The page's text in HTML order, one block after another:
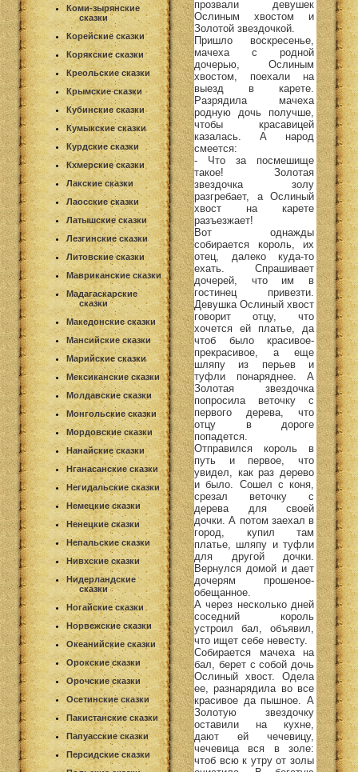
Коми-зырянские
сказки
Корейские сказки
Корякские сказки
Креольские сказки
Крымские сказки
Кубинские сказки
Кумыкские сказки
Курдские сказки
Кхмерские сказки
Лакские сказки
Лаосские сказки
Латышские сказки
Лезгинские сказки
Литовские сказки
Мавриканские сказки
Мадагаскарские
сказки
Македонские сказки
Мансийские сказки
Марийские сказки
Мексиканские сказки
Молдавские сказки
Монгольские сказки
Мордовские сказки
Нанайские сказки
Нганасанские сказки
Негидальские сказки
Немецкие сказки
Ненецкие сказки
Непальские сказки
Нивхские сказки
Нидерландские
сказки
Ногайские сказки
Норвежские сказки
Океанийские сказки
Орокские сказки
Орочские сказки
Осетинские сказки
Пакистанские сказки
Папуасские сказки
Персидские сказки
прозвали девушек
Ослиным хвостом и
Золотой звездочкой.
Пришло воскресенье,
мачеха с родной
дочерью, Ослиным
хвостом, поехали на
выезд в карете.
Разрядила мачеха
родную дочь получше,
чтобы красавицей
казалась. А народ
смеется:
- Что за посмешище
такое! Золотая
звездочка золу
разгребает, а Ослиный
хвост на карете
разъезжает!
Вот однажды
собирается король, их
отец, далеко куда-то
ехать. Спрашивает
дочерей, что им в
гостинец привезти.
Девушка Ослиный хвост
говорит отцу, что
хочется ей платье, да
чтоб было красивое-
прекрасивое, а еще
шляпу из перьев и
туфли понаряднее. А
Золотая звездочка
попросила веточку с
первого дерева, что
отцу в дороге
попадется.
Отправился король в
путь и первое, что
увидел, как раз дерево
и было. Сошел с коня,
срезал веточку с
дерева для своей
дочки. А потом заехал в
город, купил там
платье, шляпу и туфли
для другой дочки.
Вернулся домой и дает
дочерям прошеное-
обещанное.
А через несколько дней
соседний король
устроил бал, объявил,
что ищет себе невесту.
Собирается мачеха на
бал, берет с собой дочь
Ослиный хвост. Одела
ее, разнарядила во все
красивое да пышное. А
Золотую звездочку
оставили на кухне,
дают ей чечевицу,
чечевица вся в золе:
чтоб всю к утру от золы